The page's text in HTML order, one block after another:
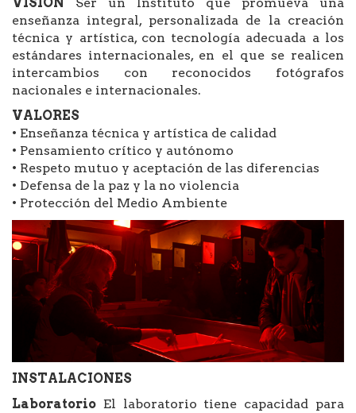
enseñanza integral, personalizada de la creación
técnica y artística, con tecnología adecuada a los
estándares internacionales, en el que se realicen
intercambios con reconocidos fotógrafos
nacionales e internacionales.
VALORES
• Enseñanza técnica y artística de calidad
• Pensamiento crítico y autónomo
• Respeto mutuo y aceptación de las diferencias
• Defensa de la paz y la no violencia
• Protección del Medio Ambiente
INSTALACIONES
Laboratorio El laboratorio tiene capacidad para